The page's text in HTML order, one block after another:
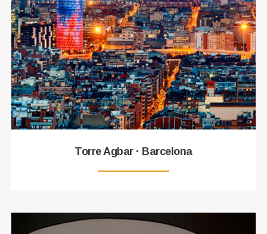
Torre Agbar · Barcelona